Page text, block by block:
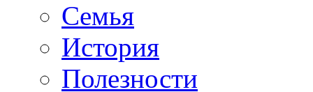
Семья
История
Полезности